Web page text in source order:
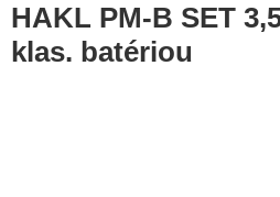
HAKL PM-B SET
klas. batériou